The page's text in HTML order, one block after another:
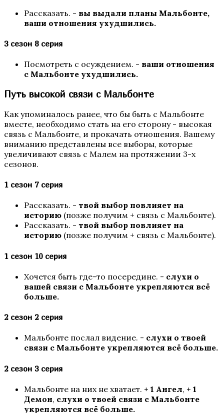
Я охочусь на тебя 2
Песнь о Красном Ниле
Рассказать. - вы выдали планы Мальбонте,
ваши отношения ухудшились.
3 сезон 8 серия
Посмотреть с осуждением. - ваши отношения
с Мальбонте ухудшились.
Путь высокой связи с Мальбонте
Как упоминалось ранее, что бы быть с Мальбонте
вместе, необходимо стать на его сторону - высокая
связь с Мальбонте, и прокачать отношения. Вашему
вниманию представлены все выборы, которые
увеличивают связь с Малем на протяжении 3-х
сезонов.
1 сезон 7 серия
Рассказать. - твой выбор повлияет на
историю (позже получим + связь с Мальбонте).
Рассказать. - твой выбор повлияет на
историю (позже получим + связь с Мальбонте).
1 сезон 10 серия
Хочется быть где-то посередине. - слухи о
вашей связи с Мальбонте укрепляются всё
больше.
2 сезон 2 серия
Мальбонте послал видение. - слухи о твоей
связи с Мальбонте укрепляются всё больше.
2 сезон 3 серия
Мальбонте на них не хватает. + 1 Ангел, + 1
Демон, слухи о твоей связи с Мальбонте
укрепляются всё больше.